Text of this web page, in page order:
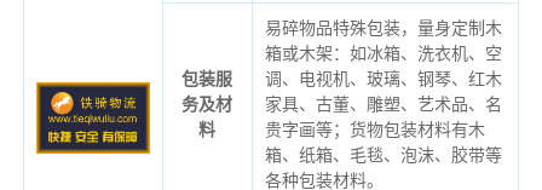
包装服
务及材
料
易碎物品特殊包装，量身定制木
箱或木架：如冰箱、洗衣机、空
调、电视机、玻璃、钢琴、红木
家具、古董、雕塑、艺术品、名
贵字画等；货物包装材料有木
箱、纸箱、毛毯、泡沫、胶带等
各种包装材料。